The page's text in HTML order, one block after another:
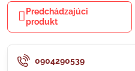
Predchádzajúci
produkt
0904290539